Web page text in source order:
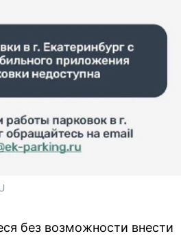
без возможности внести